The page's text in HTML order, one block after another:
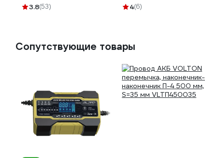
3.8(53)
4(6)
Сопутствующие товары